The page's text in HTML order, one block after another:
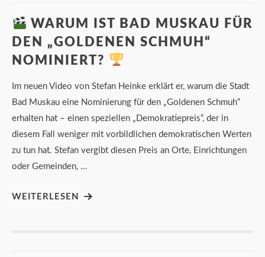
WARUM IST BAD MUSKAU FÜR
DEN „GOLDENEN SCHMUH“
NOMINIERT?
Im neuen Video von Stefan Heinke erklärt er, warum die Stadt
Bad Muskau eine Nominierung für den „Goldenen Schmuh“
erhalten hat – einen speziellen „Demokratiepreis“, der in
diesem Fall weniger mit vorbildlichen demokratischen Werten
zu tun hat. Stefan vergibt diesen Preis an Orte, Einrichtungen
oder Gemeinden, …
WEITERLESEN